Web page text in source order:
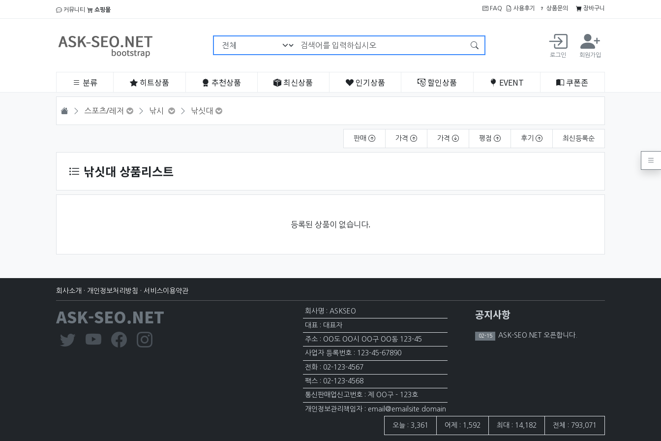
커뮤니티 쇼핑몰 FAQ 사용후기 상품문의 장바구니
검색어 필수
로그인 회원가입
분류 히트상품 추천상품 최신상품 인기상품 할인상품 EVENT 쿠폰존
HOME 스포츠/레저 낚시 낚싯대
판매 가격 가격 평점 후기 최신등록순
낚싯대 상품리스트
등록된 상품이 없습니다.
회사소개 · 개인정보처리방침 · 서비스이용약관
ASK-SEO.NET 회사명 : ASKSEO
대표 : 대표자
주소 : OO도 OO시 OO구 OO동 123-45
사업자 등록번호 : 123-45-67890
전화 : 02-123-4567
팩스 : 02-123-4568
통신판매업신고번호 : 제 OO구 - 123호
개인정보관리책임자 : email@emailsite.domain
공지사항
02-15 ASK-SEO.NET 오픈합니다.
접속자집계
오늘 : 3,361 어제 : 1,592 최대 : 14,182 전체 : 793,071